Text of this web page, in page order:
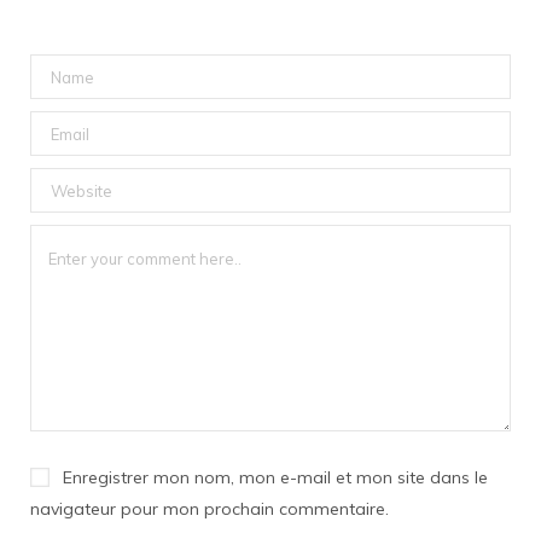
Enregistrer mon nom, mon e-mail et mon site dans le
navigateur pour mon prochain commentaire.